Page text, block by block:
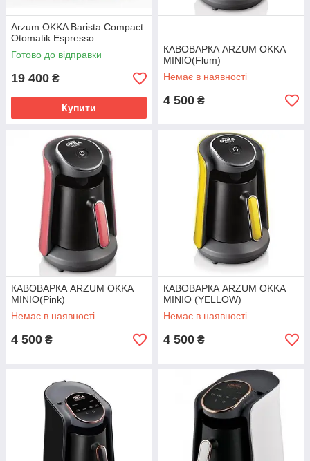
Arzum OKKA Barista Compact
Otomatik Espresso
Готово до відправки
19 400 ₴
Купити
КАВОВАРКА ARZUM OKKA
MINIO(Flum)
Немає в наявності
4 500 ₴
КАВОВАРКА ARZUM OKKA
MINIO(Pink)
Немає в наявності
4 500 ₴
КАВОВАРКА ARZUM OKKA
MINIO (YELLOW)
Немає в наявності
4 500 ₴